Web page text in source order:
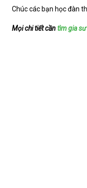
Chúc các bạn học đàn
Mọi chi tiết cầntìm gia